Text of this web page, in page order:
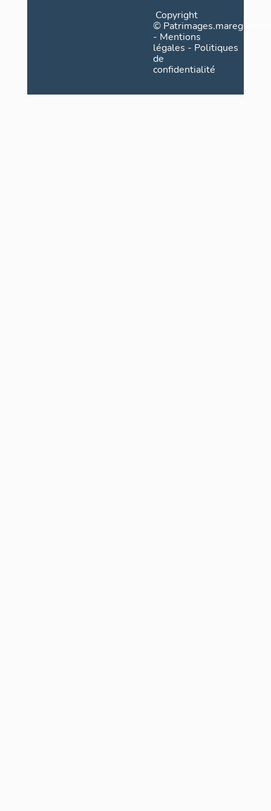
Copyright
©
- Mentions
légales - Politiques
de
confidentialité